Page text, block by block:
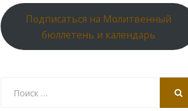
Подписаться на Молитвенный
бюллетень и календарь